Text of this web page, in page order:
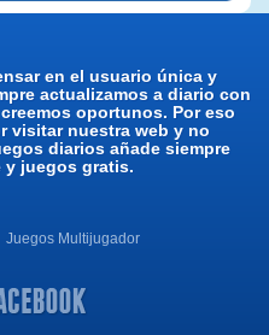
en el usuario única y
actualizamos a diario con
oportunos. Por eso
visitar nuestra web y no
diarios añade siempre
juegos gratis.
Juegos Multijugador